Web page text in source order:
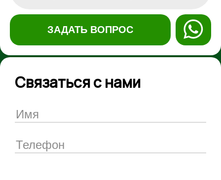
ЗАДАТЬ ВОПРОС
Связаться с нами